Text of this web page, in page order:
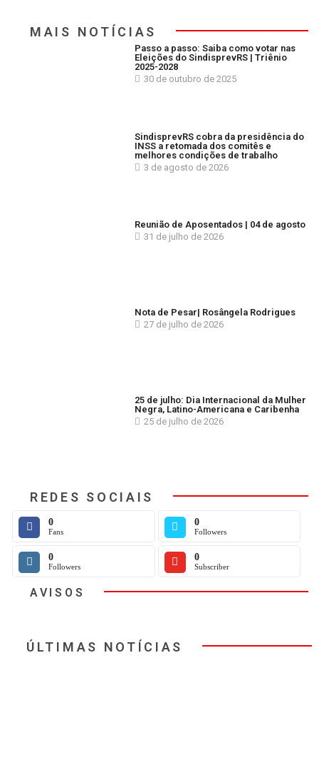
MAIS NOTÍCIAS
Passo a passo: Saiba como votar nas
Eleições do SindisprevRS | Triênio
2025-2028
30 de outubro de 2025
SindisprevRS cobra da presidência do
INSS a retomada dos comitês e
melhores condições de trabalho
3 de agosto de 2026
Reunião de Aposentados | 04 de agosto
31 de julho de 2026
Nota de Pesar| Rosângela Rodrigues
27 de julho de 2026
25 de julho: Dia Internacional da Mulher
Negra, Latino-Americana e Caribenha
25 de julho de 2026
REDES SOCIAIS
0
Fans
0
Followers
0
Followers
0
Subscriber
AVISOS
ÚLTIMAS NOTÍCIAS